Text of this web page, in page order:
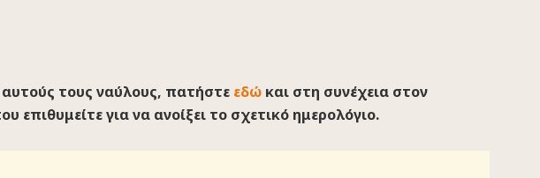
αυτούς τους ναύλους, πατήστε εδώ και στη συνέχεια στον
επιθυμείτε για να ανοίξει το σχετικό ημερολόγιο.